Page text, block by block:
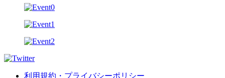
利用規約・プライバシーポリシー